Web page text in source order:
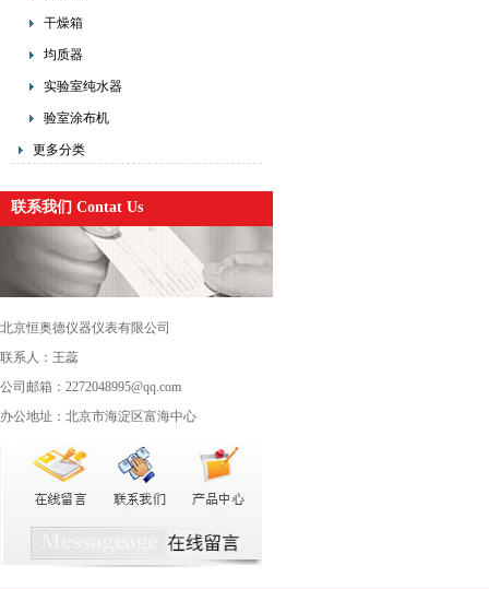
干燥箱
均质器
实验室纯水器
验室涂布机
更多分类
联系我们 Contat Us
北京恒奥德仪器仪表有限公司
联系人：王蕊
公司邮箱：2272048995@qq.com
办公地址：北京市海淀区富海中心